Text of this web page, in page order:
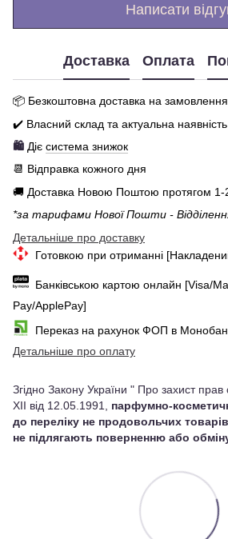
Написати
Доставка Оплата
📦 Безкоштовна доставка на
✔️ Власний склад та актуальна
🛍️ Діє система знижок
📆 Відправка кожного дня
🚚 Доставка Новою Поштою протягом 1-2
*за тарифами Нової Пошти -
Детальніше про доставку
Готовкою при отриманні
Банківською картою онлайн [Visa/
Pay/ApplePay]
Переказ на рахунок ФОП в
Детальніше про оплату
Згідно Закону України " Про захист
XII від 12.05.1991, парфумно-
до переліку не продовольчих
не підлягають поверненню або